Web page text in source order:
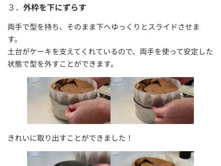
３． 外枠を下にずらす
両手で型を持ち、そのまま下へゆっくりとスライドさせま
す。
土台がケーキを支えてくれているので、両手を使って安定した
状態で型を外すことができます。
きれいに取り出すことができました！